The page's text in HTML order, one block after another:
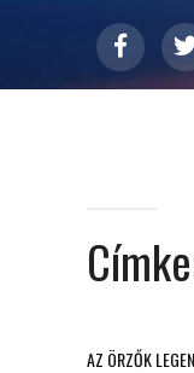
AZ ÖRZŐK